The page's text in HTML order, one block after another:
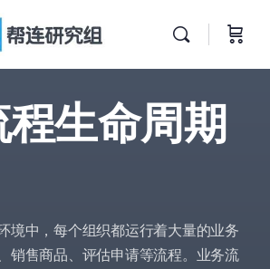
生命周期
境中，每个组织都运行着大量的业务
销售商品、评估申请等流程。业务流